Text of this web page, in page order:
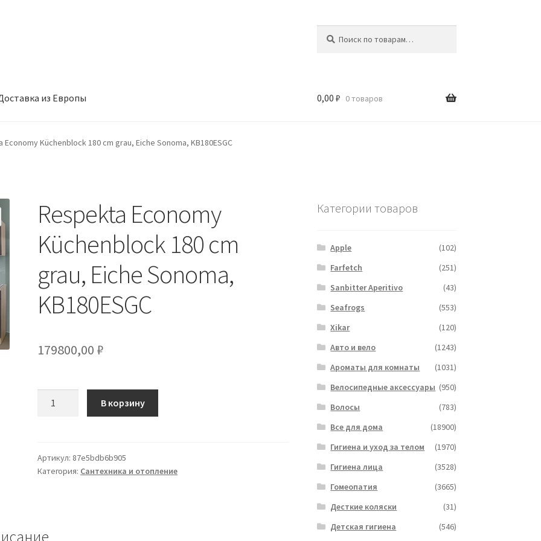
из Европы
Корзина Мой аккаунт Оформление заказа
0,00 ₽ 0 товаров
Economy Küchenblock 180 cm grau, Eiche Sonoma, KB180ESGC
Respekta Economy
Küchenblock 180 cm
grau, Eiche Sonoma,
KB180ESGC
179800,00₽
Küchenblock
180
Sonoma,
В корзину
Артикул: 87e5bdb6b905
Категория: Сантехника и отопление
Категории товаров
Apple
(102)
Farfetch
(251)
Sanbitter Aperitivo
(43)
Seafrogs
(553)
Xikar
(120)
Авто и вело
(1243)
Ароматы для комнаты
(1031)
Велосипедные аксессуары (950)
Волосы
(783)
Все для дома
(18900)
Гигиена и уход за телом
(1970)
Гигиена лица
(3528)
Гомеопатия
(3665)
Десткие коляски
(31)
Детская гигиена
(546)